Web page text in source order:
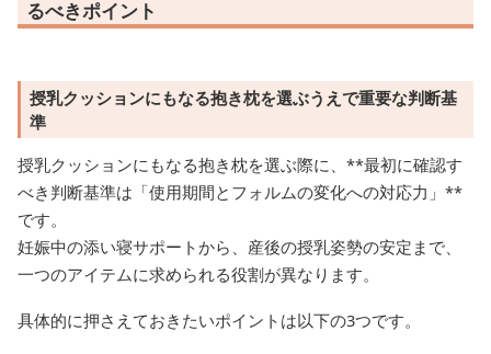
るべきポイント
授乳クッションにもなる抱き枕を選ぶうえで重要な判断基
準
授乳クッションにもなる抱き枕を選ぶ際に、**最初に確認す
べき判断基準は「使用期間とフォルムの変化への対応力」**
です。
妊娠中の添い寝サポートから、産後の授乳姿勢の安定まで、
一つのアイテムに求められる役割が異なります。
具体的に押さえておきたいポイントは以下の3つです。